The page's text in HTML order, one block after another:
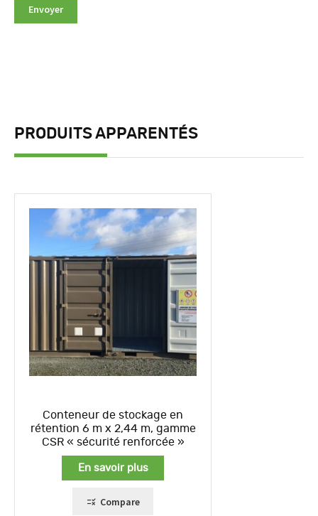
PRODUITS APPARENTÉS
Conteneur de stockage en
rétention 6 m x 2,44 m, gamme
CSR « sécurité renforcée »
En savoir plus
Compare